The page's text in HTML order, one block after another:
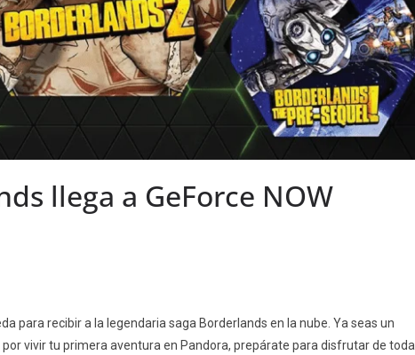
llega a GeForce NOW
para recibir a la legendaria saga Borderlands en la nube. Ya seas un
vivir tu primera aventura en Pandora, prepárate para disfrutar de toda